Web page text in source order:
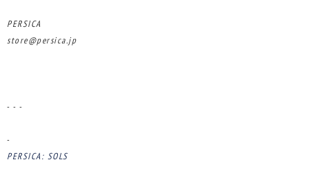
PERSICA
store@persica.jp
- - -
-
PERSICA: SOLS